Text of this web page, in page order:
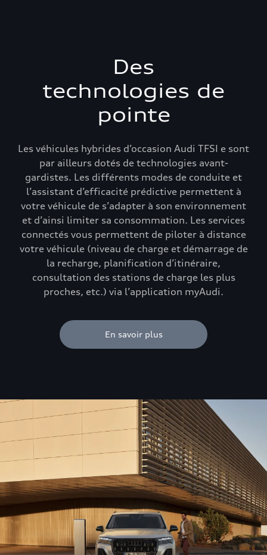
Des
technologies de
pointe
Les véhicules hybrides d’occasion Audi TFSI e sont
par ailleurs dotés de technologies avant-
gardistes. Les différents modes de conduite et
l’assistant d’efficacité prédictive permettent à
votre véhicule de s’adapter à son environnement
et d’ainsi limiter sa consommation. Les services
connectés vous permettent de piloter à distance
votre véhicule (niveau de charge et démarrage de
la recharge, planification d’itinéraire,
consultation des stations de charge les plus
proches, etc.) via l’application myAudi.
En savoir plus